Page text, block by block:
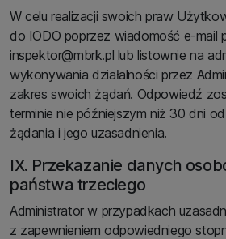
W celu realizacji swoich praw
do IODO poprzez wiadomość e-mail
inspektor@mbrk.pl lub listownie na
wykonywania działalności przez
zakres swoich żądań. Odpowiedź
terminie nie późniejszym niż 30 dni
żądania i jego uzasadnienia.
IX. Przekazanie danych
państwa trzeciego
Administrator w przypadkach
z zapewnieniem odpowiedniego